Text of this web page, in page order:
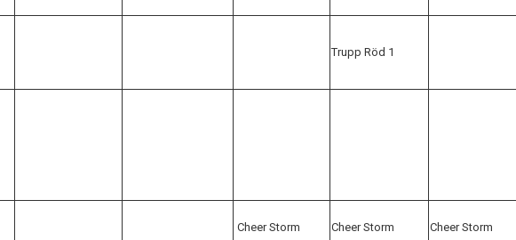
Trupp Röd 1
Cheer Storm Cheer Storm Cheer Storm